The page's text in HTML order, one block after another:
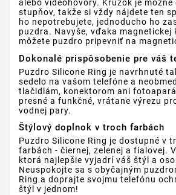
alebo videohovory. Krúžok je
stupňov, takže si vždy nájdete ten
ho nepotrebujete, jednoducho ho
puzdra. Navyše, vďaka magnetickej
môžete puzdro pripevniť na
Dokonalé prispôsobenie pre váš
Puzdro Silicone Ring je navrhnuté
sedelo na vašom telefóne a
tlačidlám, konektorom ani
presné a funkčné, vrátane výrezu
vodnej pary.
Štýlový doplnok v troch farbách
Puzdro Silicone Ring je dostupné v
farbách - čiernej, zelenej a fialovej.
ktorá najlepšie vyjadrí váš štýl a
Neuspokojte sa s obyčajným
Ring a doprajte svojmu telefónu
štýl v jednom!